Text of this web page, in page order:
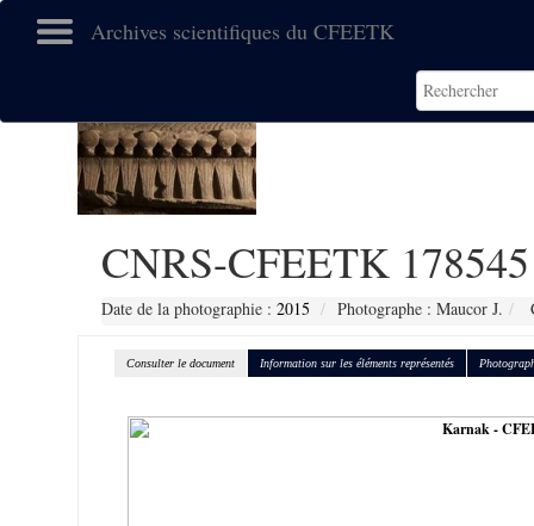
Archives scientifiques du CFEETK
CNRS-CFEETK 178545
Date de la photographie : 2015 Photographe : Maucor J.
Consulter le document Information sur les éléments représentés